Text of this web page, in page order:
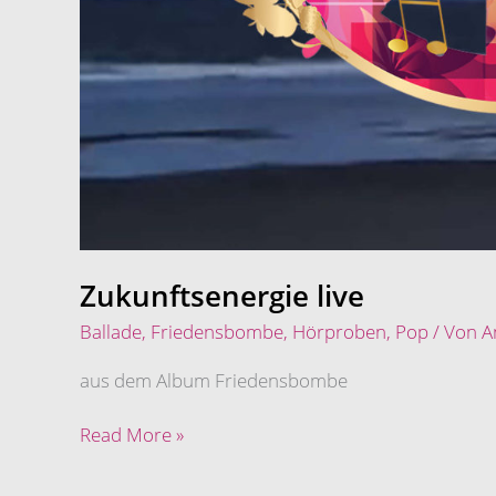
Zukunftsenergie live
Ballade, Friedensbombe, Hörproben, Pop / Von
aus dem Album Friedensbombe
Read More »